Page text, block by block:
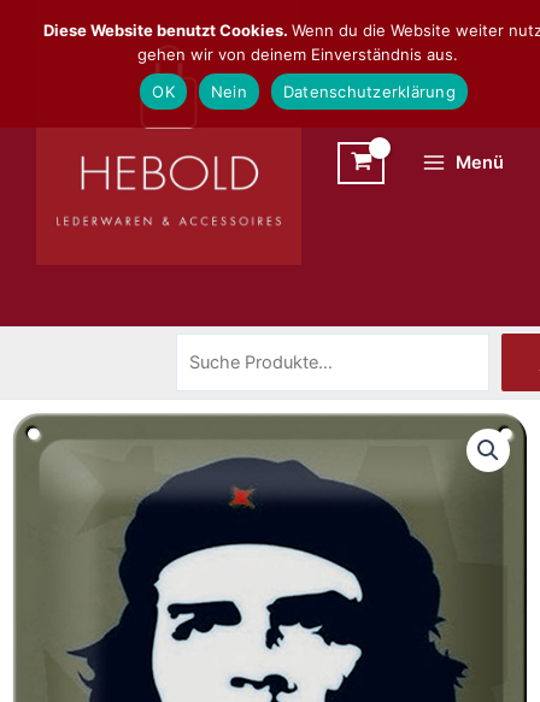
Inhalt
Menü
Diese Website benutzt Cookies. Wenn du die Website weiter
gehen wir von deinem Einverständnis aus.
OK
Nein Datenschutzerklärung